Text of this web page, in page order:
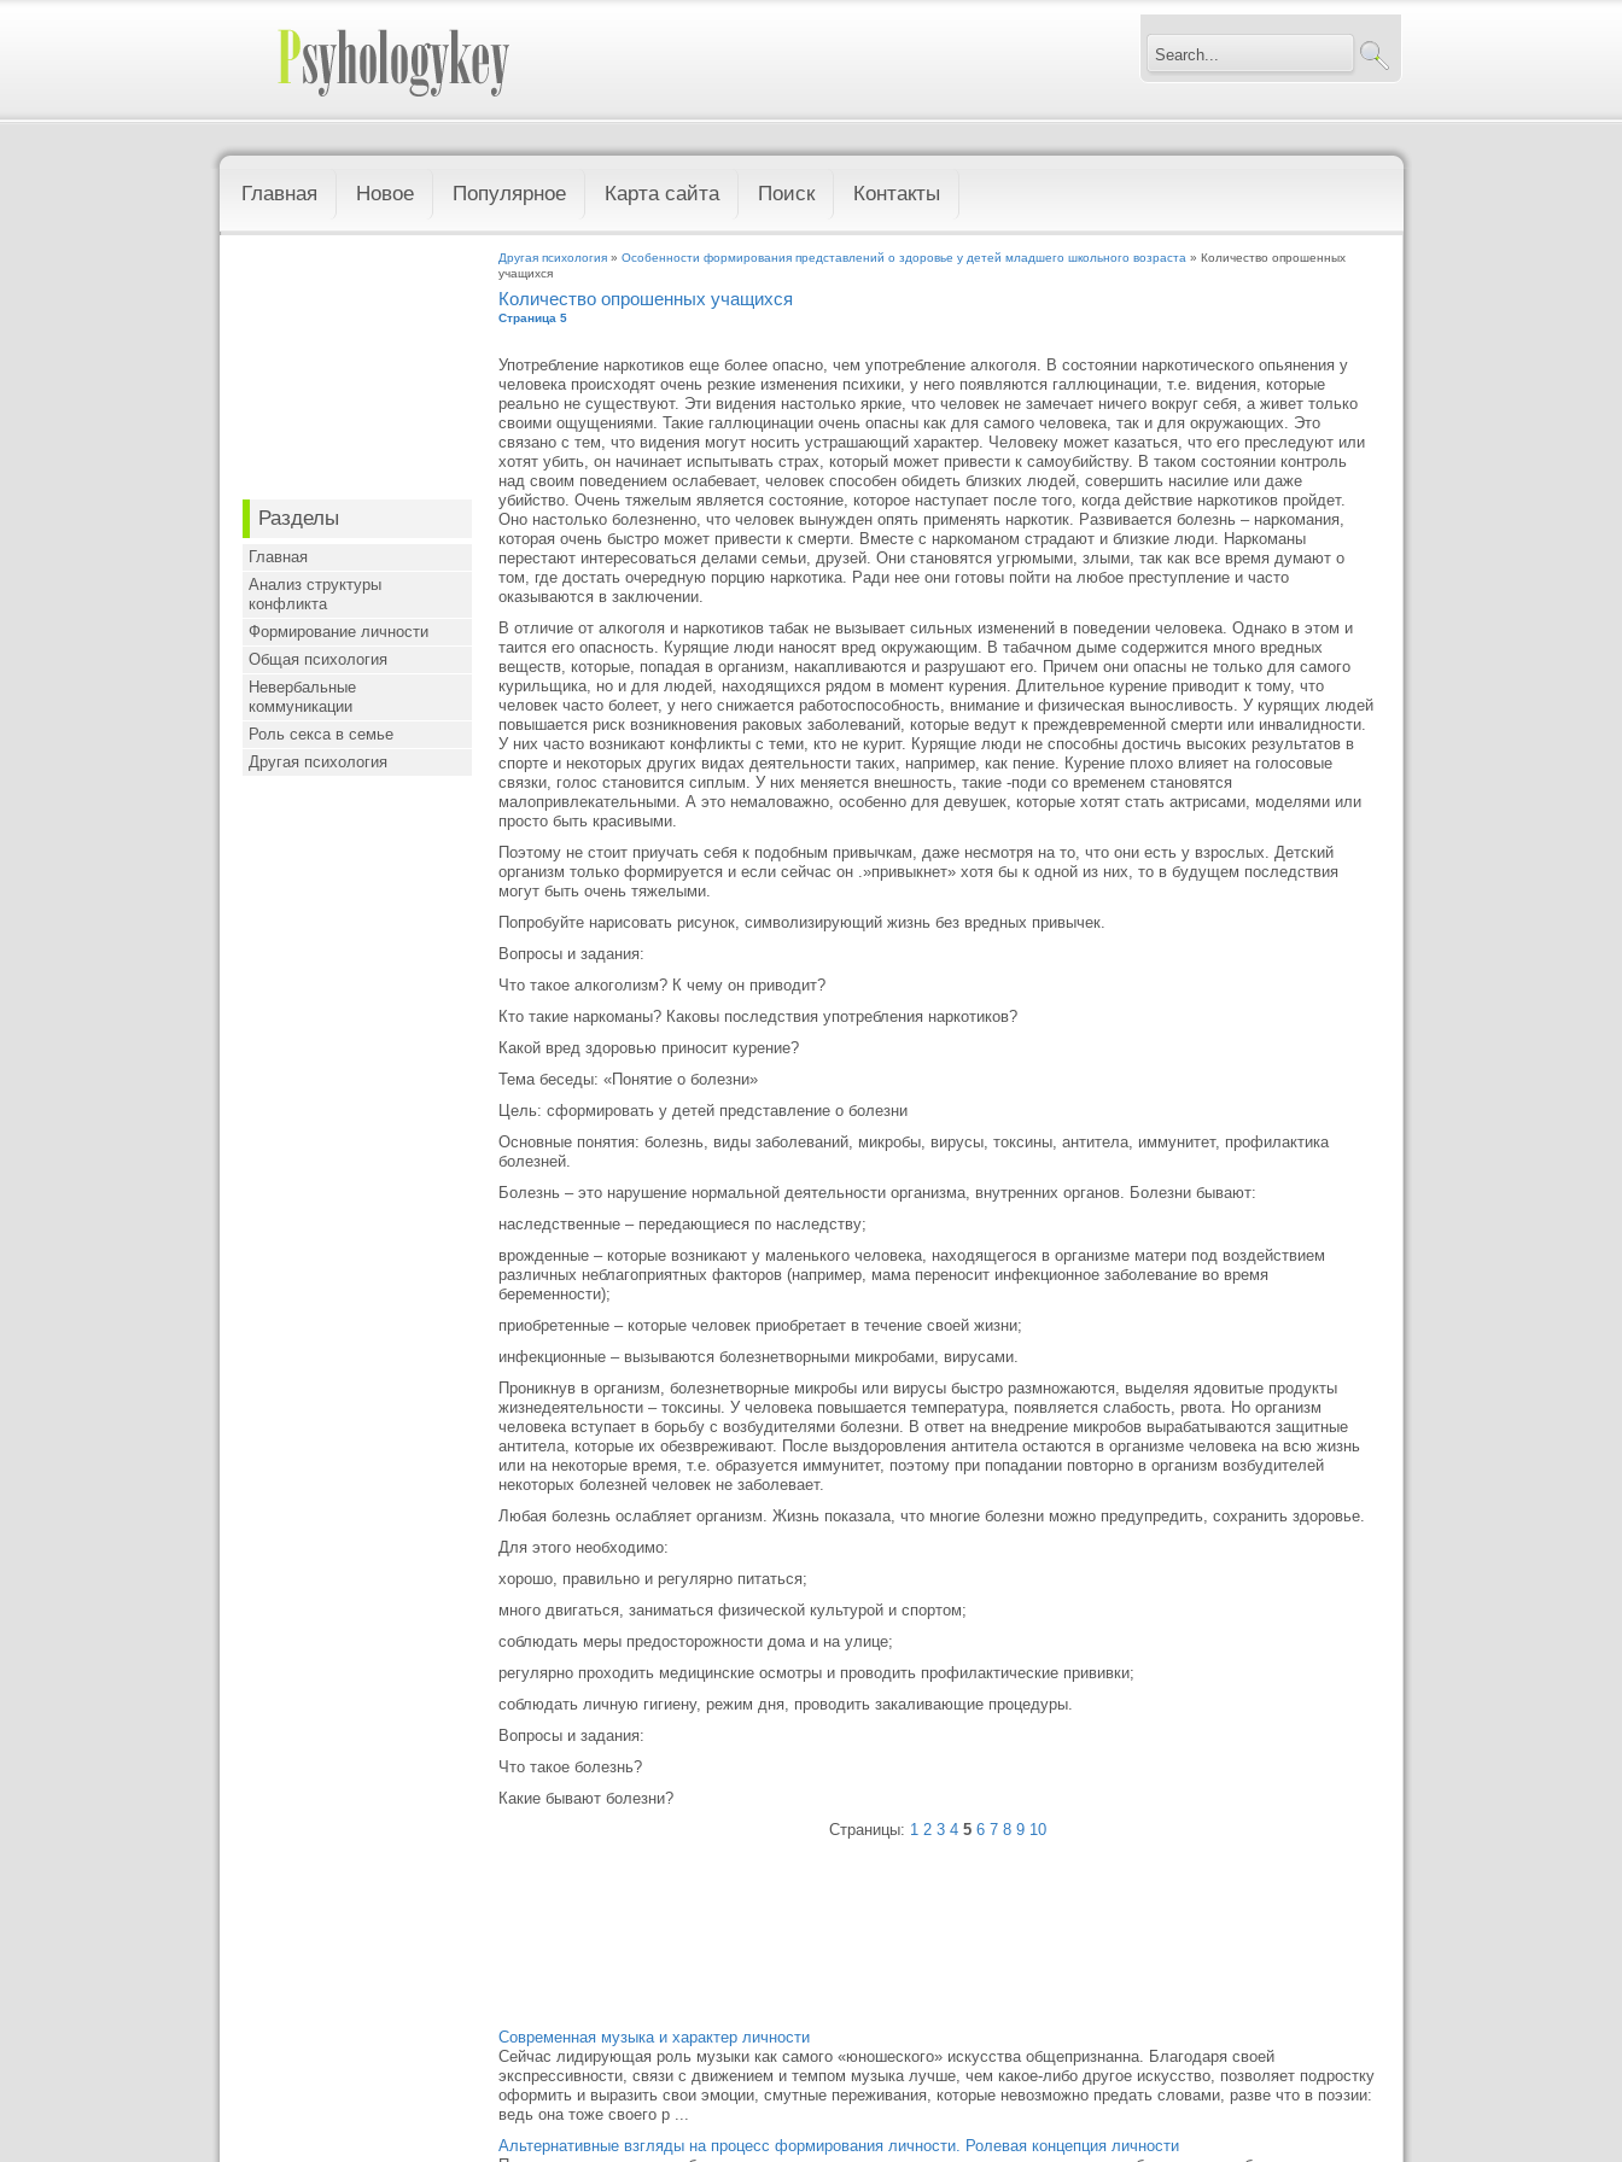
Главная Новое Популярное Карта сайта Поиск Контакты
Разделы
Главная
Анализ структуры
конфликта
Формирование личности
Общая психология
Невербальные
коммуникации
Роль секса в семье
Другая психология
Другая психология » Особенности формирования представлений о здоровье у детей младшего школьного возраста » Количество опрошенных
учащихся
Количество опрошенных учащихся
Страница 5
Употребление наркотиков еще более опасно, чем употребление алкоголя. В состоянии наркотического опьянения у
человека происходят очень резкие изменения психики, у него появляются галлюцинации, т.е. видения, которые
реально не существуют. Эти видения настолько яркие, что человек не замечает ничего вокруг себя, а живет только
своими ощущениями. Такие галлюцинации очень опасны как для самого человека, так и для окружающих. Это
связано с тем, что видения могут носить устрашающий характер. Человеку может казаться, что его преследуют или
хотят убить, он начинает испытывать страх, который может привести к самоубийству. В таком состоянии контроль
над своим поведением ослабевает, человек способен обидеть близких людей, совершить насилие или даже
убийство. Очень тяжелым является состояние, которое наступает после того, когда действие наркотиков пройдет.
Оно настолько болезненно, что человек вынужден опять применять наркотик. Развивается болезнь – наркомания,
которая очень быстро может привести к смерти. Вместе с наркоманом страдают и близкие люди. Наркоманы
перестают интересоваться делами семьи, друзей. Они становятся угрюмыми, злыми, так как все время думают о
том, где достать очередную порцию наркотика. Ради нее они готовы пойти на любое преступление и часто
оказываются в заключении.
В отличие от алкоголя и наркотиков табак не вызывает сильных изменений в поведении человека. Однако в этом и
таится его опасность. Курящие люди наносят вред окружающим. В табачном дыме содержится много вредных
веществ, которые, попадая в организм, накапливаются и разрушают его. Причем они опасны не только для самого
курильщика, но и для людей, находящихся рядом в момент курения. Длительное курение приводит к тому, что
человек часто болеет, у него снижается работоспособность, внимание и физическая выносливость. У курящих людей
повышается риск возникновения раковых заболеваний, которые ведут к преждевременной смерти или инвалидности.
У них часто возникают конфликты с теми, кто не курит. Курящие люди не способны достичь высоких результатов в
спорте и некоторых других видах деятельности таких, например, как пение. Курение плохо влияет на голосовые
связки, голос становится сиплым. У них меняется внешность, такие -поди со временем становятся
малопривлекательными. А это немаловажно, особенно для девушек, которые хотят стать актрисами, моделями или
просто быть красивыми.
Поэтому не стоит приучать себя к подобным привычкам, даже несмотря на то, что они есть у взрослых. Детский
организм только формируется и если сейчас он .»привыкнет» хотя бы к одной из них, то в будущем последствия
могут быть очень тяжелыми.
Попробуйте нарисовать рисунок, символизирующий жизнь без вредных привычек.
Вопросы и задания:
Что такое алкоголизм? К чему он приводит?
Кто такие наркоманы? Каковы последствия употребления наркотиков?
Какой вред здоровью приносит курение?
Тема беседы: «Понятие о болезни»
Цель: сформировать у детей представление о болезни
Основные понятия: болезнь, виды заболеваний, микробы, вирусы, токсины, антитела, иммунитет, профилактика
болезней.
Болезнь – это нарушение нормальной деятельности организма, внутренних органов. Болезни бывают:
наследственные – передающиеся по наследству;
врожденные – которые возникают у маленького человека, находящегося в организме матери под воздействием
различных неблагоприятных факторов (например, мама переносит инфекционное заболевание во время
беременности);
приобретенные – которые человек приобретает в течение своей жизни;
инфекционные – вызываются болезнетворными микробами, вирусами.
Проникнув в организм, болезнетворные микробы или вирусы быстро размножаются, выделяя ядовитые продукты
жизнедеятельности – токсины. У человека повышается температура, появляется слабость, рвота. Но организм
человека вступает в борьбу с возбудителями болезни. В ответ на внедрение микробов вырабатываются защитные
антитела, которые их обезвреживают. После выздоровления антитела остаются в организме человека на всю жизнь
или на некоторые время, т.е. образуется иммунитет, поэтому при попадании повторно в организм возбудителей
некоторых болезней человек не заболевает.
Любая болезнь ослабляет организм. Жизнь показала, что многие болезни можно предупредить, сохранить здоровье.
Для этого необходимо:
хорошо, правильно и регулярно питаться;
много двигаться, заниматься физической культурой и спортом;
соблюдать меры предосторожности дома и на улице;
регулярно проходить медицинские осмотры и проводить профилактические прививки;
соблюдать личную гигиену, режим дня, проводить закаливающие процедуры.
Вопросы и задания:
Что такое болезнь?
Какие бывают болезни?
Страницы: 1 2 3 4 5 6 7 8 9 10
Современная музыка и характер личности
Сейчас лидирующая роль музыки как самого «юношеского» искусства общепризнанна. Благодаря своей
экспрессивности, связи с движением и темпом музыка лучше, чем какое-либо другое искусство, позволяет подростку
оформить и выразить свои эмоции, смутные переживания, которые невозможно предать словами, разве что в поэзии:
ведь она тоже своего р ...
Альтернативные взгляды на процесс формирования личности. Ролевая концепция личности